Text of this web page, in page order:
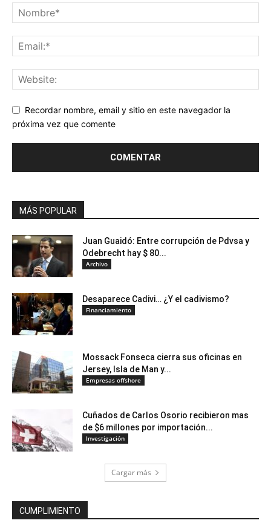
Recordar nombre, email y sitio en este navegador la
próxima vez que comente
MÁS POPULAR
Juan Guaidó: Entre corrupción de Pdvsa y
Odebrecht hay $ 80...
Archivo
Desaparece Cadivi… ¿Y el cadivismo?
Financiamiento
Mossack Fonseca cierra sus oficinas en
Jersey, Isla de Man y...
Empresas offshore
Cuñados de Carlos Osorio recibieron mas
de $6 millones por importación...
Investigación
Cargar más
CUMPLIMIENTO